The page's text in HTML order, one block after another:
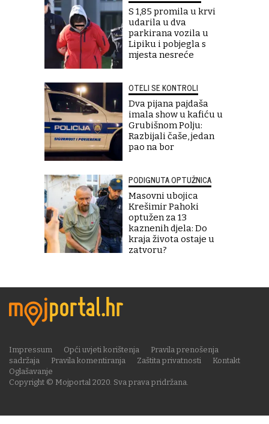
S 1,85 promila u krvi
udarila u dva
parkirana vozila u
Lipiku i pobjegla s
mjesta nesreće
OTELI SE KONTROLI
Dva pijana pajdaša
imala show u kafiću u
Grubišnom Polju:
Razbijali čaše, jedan
pao na bor
PODIGNUTA OPTUŽNICA
Masovni ubojica
Krešimir Pahoki
optužen za 13
kaznenih djela: Do
kraja života ostaje u
zatvoru?
Copyright © Mojportal 2020. Sva prava pridržana.
Impressum Opći uvjeti korištenja
Pravila prenošenja
sadržaja
Pravila komentiranja Zaštita privatnosti
Kontakt
Oglašavanje